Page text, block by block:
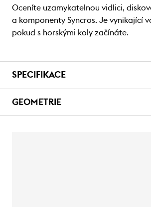
Oceníte uzamykatelnou vidlici,
a komponenty Syncros. Je vynikající
pokud s horskými koly začínáte.
SPECIFIKACE
GEOMETRIE